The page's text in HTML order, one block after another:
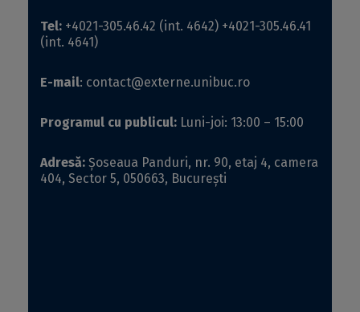
Tel: +4021-305.46.42 (int. 4642) +4021-305.46.41
(int. 4641)
E-mail: contact@externe.unibuc.ro
Programul cu publicul: Luni-joi: 13:00 – 15:00
Adresă: Șoseaua Panduri, nr. 90, etaj 4, camera
404, Sector 5, 050663, Bucureşti